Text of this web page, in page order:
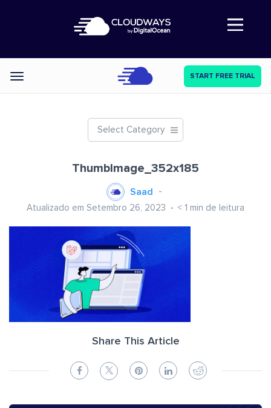
Abre a navegação
Categories START FREE TRIAL
Select Category
ThumbImage_352x185
Saad
Atualizado em Setembro 26, 2023 < 1 min de leitura
Share This Article